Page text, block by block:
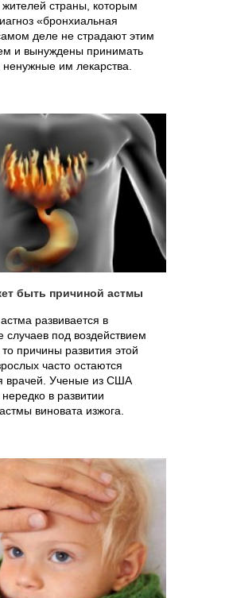
жителей страны, которым
«бронхиальная
деле не страдают этим
и вынуждены принимать
им лекарства.
быть причиной астмы
развивается в
случаев под воздействием
причины развития этой
часто остаются
врачей. Ученые из США
в развитии
виновата изжога.